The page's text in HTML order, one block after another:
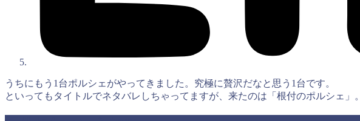
うちにもう1台ポルシェがやってきました。究極に贅沢だなと思う1台です。
といってもタイトルでネタバレしちゃってますが、来たのは「根付のポルシェ」。